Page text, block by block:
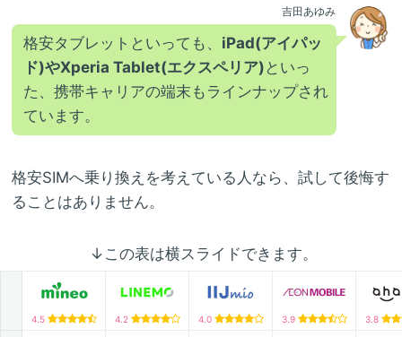
吉田あゆみ
格安タブレットといっても、 iPad(アイパッ
ド)やXperia Tablet(エクスペリア) といっ
た、携帯キャリアの端末もラインナップされ
ています。
格安SIMへ乗り換えを考えている人なら、試して後悔す
ることはありません。
↓この表は横スライドできます。
4.5 4.2 4.0 3.9 3.8